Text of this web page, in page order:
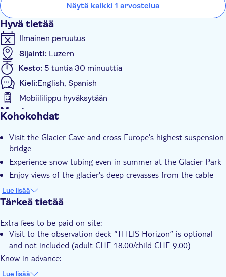
Näytä kaikki 1 arvostelua
Hyvä tietää
Ilmainen peruutus
Sijainti: Luzern
Kesto: 5 tuntia 30 minuuttia
Kieli:English, Spanish
Mobiililippu hyväksytään
Muuta
Sisäänpääsymaksu sisältyy
Opastettu kierros
E-lippu
Group tour
Transport included
Kohokohdat
Visit the Glacier Cave and cross Europe's highest suspension
bridge
Experience snow tubing even in summer at the Glacier Park
Enjoy views of the glacier's deep crevasses from the cable
car
Lue lisää
Tärkeä tietää
Extra fees to be paid on-site:
Visit to the observation deck “TITLIS Horizon” is optional
and not included (adult CHF 18.00/child CHF 9.00)
Know in advance:
Temporary update (starting June 2026): due to the
Lue lisää